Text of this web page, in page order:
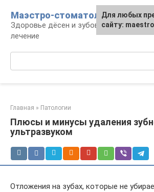
контенту
Маэстро-стоматолог
Здоровье дёсен и зубов, диагностика и
лечение
Главная » Патологии
Плюсы и минусы удаления
ультразвуком
Отложения на зубах, которые не
Для любых
сайту: